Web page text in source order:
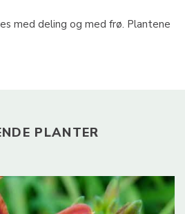
med deling og med frø. Plantene
PLANTER